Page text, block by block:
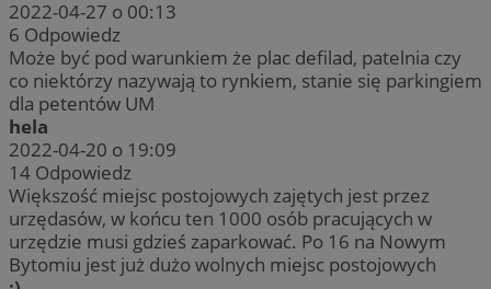
2022-04-27 o 00:13
6 Odpowiedz
Może być pod warunkiem że plac defilad, patelnia czy
co niektórzy nazywają to rynkiem, stanie się parkingiem
dla petentów UM
hela
2022-04-20 o 19:09
14 Odpowiedz
Większość miejsc postojowych zajętych jest przez
urzędasów, w końcu ten 1000 osób pracujących w
urzędzie musi gdzieś zaparkować. Po 16 na Nowym
Bytomiu jest już dużo wolnych miejsc postojowych